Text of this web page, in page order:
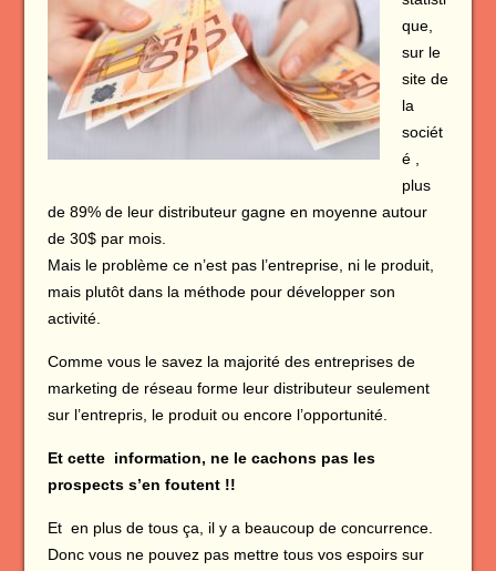
que,
sur le
site de
la
sociét
é ,
plus
de 89% de leur distributeur gagne en moyenne autour
de 30$ par mois.
Mais le problème ce n’est pas l’entreprise, ni le produit,
mais plutôt dans la méthode pour développer son
activité.
Comme vous le savez la majorité des entreprises de
marketing de réseau forme leur distributeur seulement
sur l’entrepris, le produit ou encore l’opportunité.
Et cette information, ne le cachons pas les
prospects s’en foutent !!
Et en plus de tous ça, il y a beaucoup de concurrence.
Donc vous ne pouvez pas mettre tous vos espoirs sur